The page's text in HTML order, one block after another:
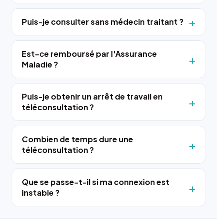
Puis-je consulter sans médecin traitant ?
Est-ce remboursé par l'Assurance
Maladie ?
Puis-je obtenir un arrêt de travail en
téléconsultation ?
Combien de temps dure une
téléconsultation ?
Que se passe-t-il si ma connexion est
instable ?